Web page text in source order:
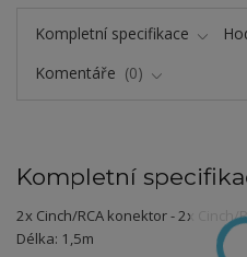
Kompletní specifikace
Komentáře
0
Kompletní
2x Cinch/RCA konektor - 2x Cinch/
Délka: 1,5m